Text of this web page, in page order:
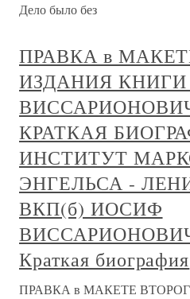
Дело было без
ПРАВКА в
ИЗДАНИЯ
КРАТКАЯ
ИНСТИТУТ
ЭНГЕЛЬСА -
ВКП(б) ИОСИФ
Краткая биография
ПРАВКА в МАКЕТЕ